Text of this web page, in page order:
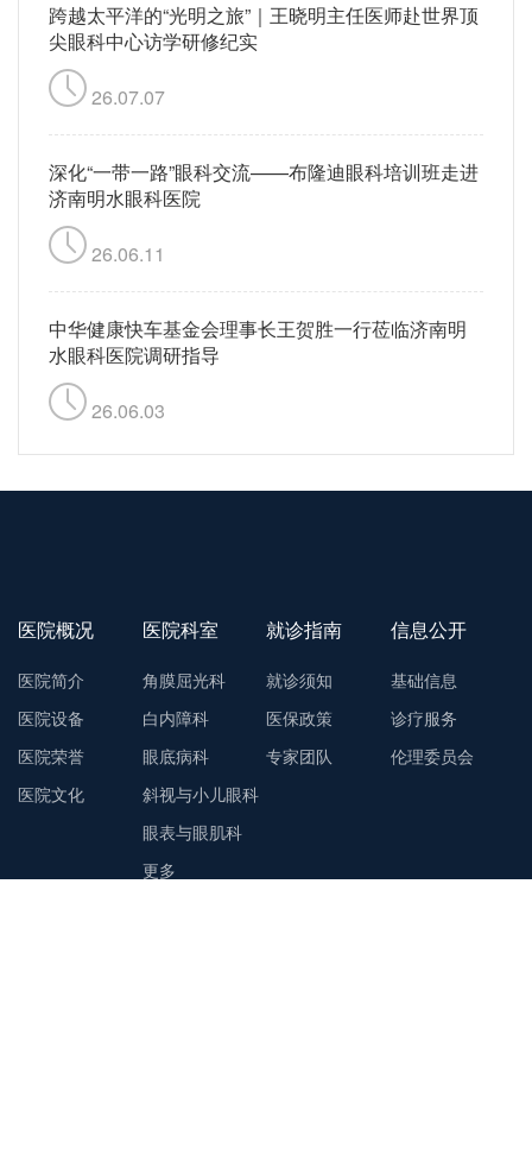
跨越太平洋的“光明之旅”｜王晓明主任医师赴世界顶
尖眼科中心访学研修纪实
26.07.07
深化“一带一路”眼科交流——布隆迪眼科培训班走进
济南明水眼科医院
26.06.11
中华健康快车基金会理事长王贺胜一行莅临济南明
水眼科医院调研指导
26.06.03
医院概况
医院简介
医院设备
医院荣誉
医院文化
医院科室
角膜屈光科
白内障科
眼底病科
斜视与小儿眼科
眼表与眼肌科
更多
就诊指南
就诊须知
医保政策
专家团队
信息公开
基础信息
诊疗服务
伦理委员会